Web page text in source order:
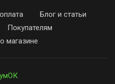
Блог и статьи
Покупателям
магазине